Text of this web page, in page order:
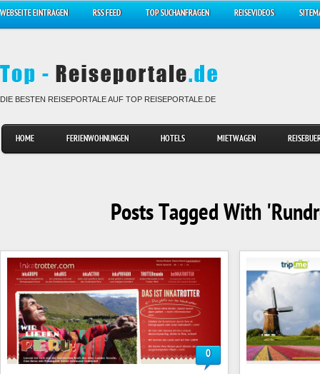
WEBSEITE EINTRAGEN RSS FEED TOP SUCHANFRAGEN REISEVIDEOS
DIE BESTEN REISEPORTALE AUF TOP REISEPORTALE.DE
HOME FERIENWOHNUNGEN HOTELS MIETWAGEN
Posts Tagged With
0